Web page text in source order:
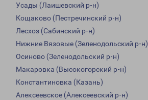
Усады (Лаишевский р-н)
Кощаково (Пестречинский р-н)
Лесхоз (Сабинский р-н)
Нижние Вязовые (Зеленодольский р-н)
Осиново (Зеленодольский р-н)
Макаровка (Высокогорский р-н)
Константиновка (Казань)
Алексеевское (Алексеевский р-н)